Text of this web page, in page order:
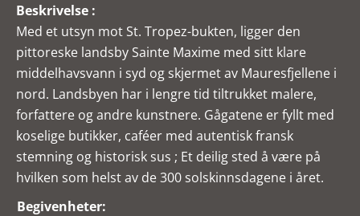
Beskrivelse :
Med et utsyn mot St. Tropez-bukten, ligger den
pittoreske landsby Sainte Maxime med sitt klare
middelhavsvann i syd og skjermet av Mauresfjellene i
nord. Landsbyen har i lengre tid tiltrukket malere,
forfattere og andre kunstnere. Gågatene er fyllt med
koselige butikker, caféer med autentisk fransk
stemning og historisk sus ; Et deilig sted å være på
hvilken som helst av de 300 solskinnsdagene i året.
Begivenheter: